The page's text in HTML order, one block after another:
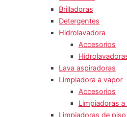
Brilladoras
Detergentes
Hidrolavadora
Accesorios
Lava aspiradoras
Limpiadora a vapor
Accesorios
Limpiadoras
Limpiadoras de piso